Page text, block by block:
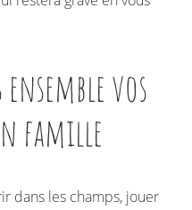
vos
famille
dans les champs, jouer